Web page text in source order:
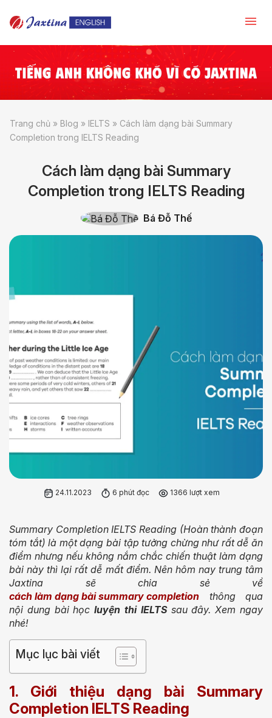
Trang chủ » Blog » IELTS » Cách làm dạng bài Summary
Completion trong IELTS Reading
Cách làm dạng bài Summary
Completion trong IELTS Reading
Bá Đỗ Thế
24.11.2023 6 phút đọc 1366 lượt xem
Summary Completion IELTS Reading (Hoàn thành đoạn
tóm tắt) là một dạng bài tập tưởng chừng như rất dễ ăn
điểm nhưng nếu không nắm chắc chiến thuật làm dạng
bài này thì lại rất dễ mất điểm. Nên hôm nay trung tâm
Jaxtina sẽ chia sẻ về
cách làm dạng bài summary completion thông qua
nội dung bài họcluyện thi IELTSsau đây. Xem ngay
nhé!
Mục lục bài viết
1. Giới thiệu dạng bài Summary
Completion IELTS Reading